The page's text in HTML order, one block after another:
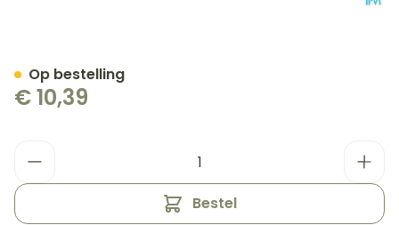
€ 10,39
Bestel
Op bestelling